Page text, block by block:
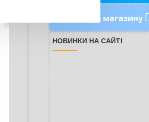
Новинки магазину
НОВИНКИ НА САЙТІ